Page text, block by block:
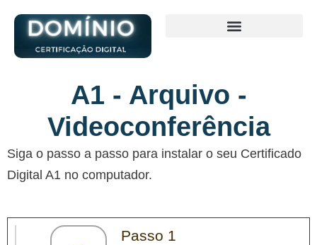
A1 - Arquivo -
Videoconferência
Siga o passo a passo para instalar o seu Certificado
Digital A1 no computador.
Passo 1